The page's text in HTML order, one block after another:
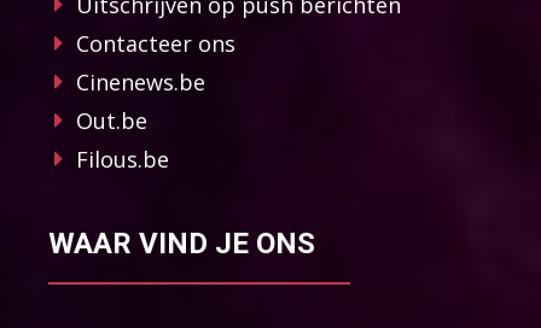
Contacteer ons
Cinenews.be
Out.be
Filous.be
WAAR VIND JE ONS